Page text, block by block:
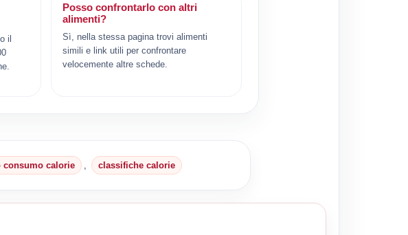
il
Posso confrontarlo con altri
alimenti?
Sì, nella stessa pagina trovi alimenti
simili e link utili per confrontare
velocemente altre schede.
consumo calorie classifiche calorie